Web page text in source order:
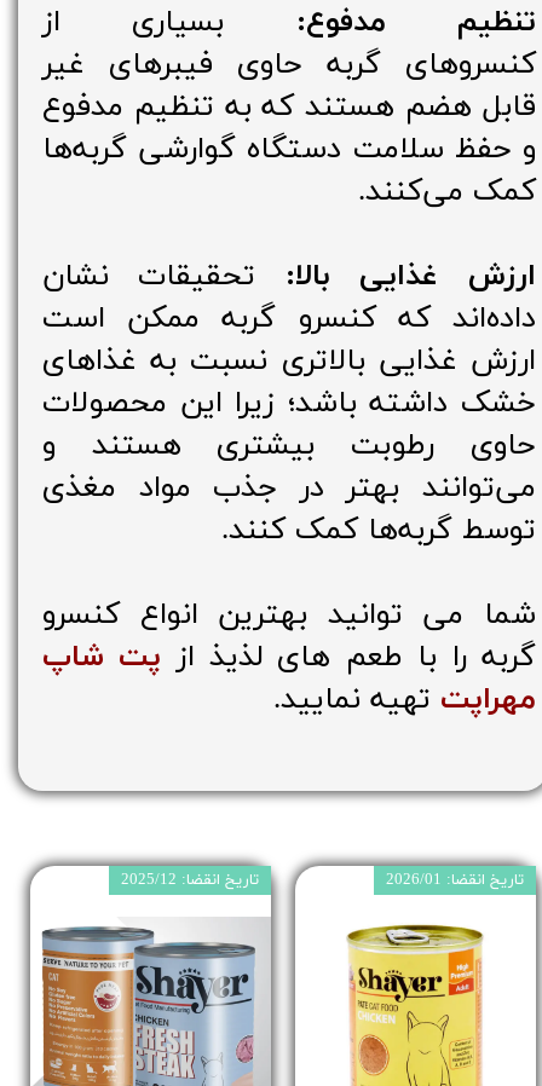
تنظیم مدفوع: بسیاری از
کنسروهای گربه‌ حاوی فیبرهای غیر
قابل هضم هستند که به تنظیم مدفوع
و حفظ سلامت دستگاه گوارشی گربه‌ها
کمک می‌کنند.
ارزش غذایی بالا: تحقیقات نشان
داده‌اند که کنسرو گربه‌ ممکن است
ارزش غذایی بالاتری نسبت به غذاهای
خشک داشته باشد؛ زیرا این محصولات
حاوی رطوبت بیشتری هستند و
می‌توانند بهتر در جذب مواد مغذی
توسط گربه‌ها کمک کنند.
شما می توانید بهترین انواع کنسرو
گربه را با طعم های لذیذ از پت شاپ
مهراپت تهیه نمایید.
تاریخ انقضا: 2026/01 تاریخ انقضا: 2025/12